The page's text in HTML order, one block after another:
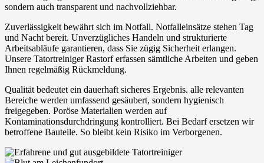
sondern auch transparent und nachvollziehbar.
Zuverlässigkeit bewährt sich im Notfall. Notfalleinsätze stehen Tag
und Nacht bereit. Unverzügliches Handeln und strukturierte
Arbeitsabläufe garantieren, dass Sie zügig Sicherheit erlangen.
Unsere Tatortreiniger Rastorf erfassen sämtliche Arbeiten und geben
Ihnen regelmäßig Rückmeldung.
Qualität bedeutet ein dauerhaft sicheres Ergebnis. alle relevanten
Bereiche werden umfassend gesäubert, sondern hygienisch
freigegeben. Poröse Materialien werden auf
Kontaminationsdurchdringung kontrolliert. Bei Bedarf ersetzen wir
betroffene Bauteile. So bleibt kein Risiko im Verborgenen.